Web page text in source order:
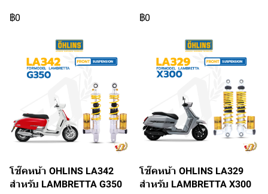
฿0 ฿0
โช๊คหน้า OHLINS LA342
สำหรับ LAMBRETTA G350
โช๊คหน้า OHLINS LA329
สำหรับ LAMBRETTA X300